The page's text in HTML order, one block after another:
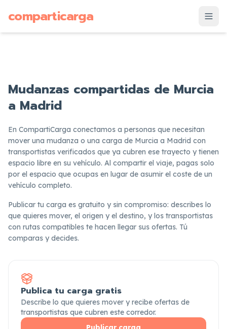
comparticarga
Mudanzas compartidas de Murcia
a Madrid
En CompartiCarga conectamos a personas que necesitan
mover una mudanza o una carga de Murcia a Madrid con
transportistas verificados que ya cubren ese trayecto y tienen
espacio libre en su vehículo. Al compartir el viaje, pagas solo
por el espacio que ocupas en lugar de asumir el coste de un
vehículo completo.
Publicar tu carga es gratuito y sin compromiso: describes lo
que quieres mover, el origen y el destino, y los transportistas
con rutas compatibles te hacen llegar sus ofertas. Tú
comparas y decides.
Publica tu carga gratis
Describe lo que quieres mover y recibe ofertas de
transportistas que cubren este corredor.